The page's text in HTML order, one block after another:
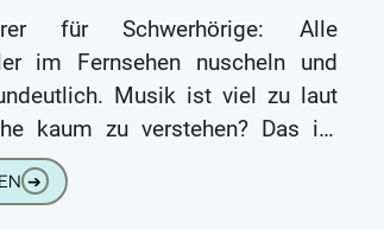
für Schwerhörige: Alle
im Fernsehen nuscheln und
Musik ist viel zu laut
kaum zu verstehen? Das ist
ein Problem, das uns die TV-
➔